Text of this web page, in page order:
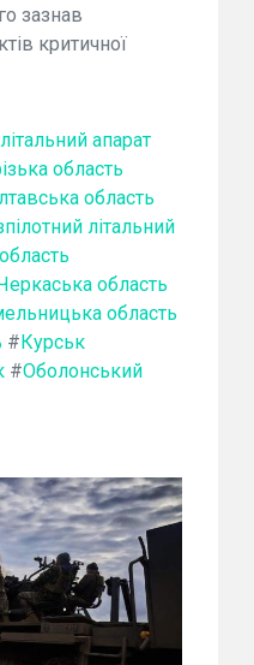
зазнав
критичної
апарат
область
область
літальний
область
область
#Курськ
#Оболонський